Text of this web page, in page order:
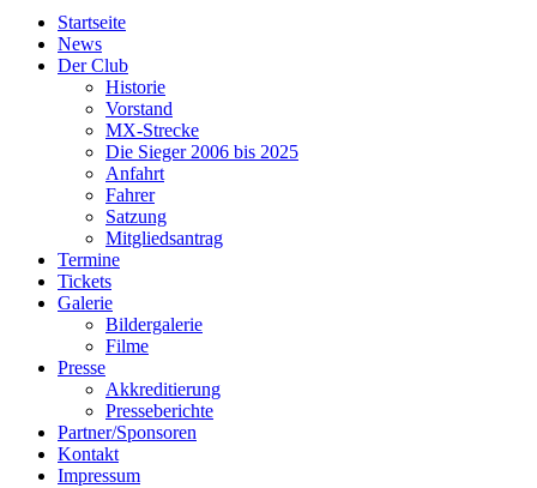
Startseite
News
Der Club
Historie
Vorstand
MX-Strecke
Die Sieger 2006 bis 2025
Anfahrt
Fahrer
Satzung
Mitgliedsantrag
Termine
Tickets
Galerie
Bildergalerie
Filme
Presse
Akkreditierung
Presseberichte
Partner/Sponsoren
Kontakt
Impressum